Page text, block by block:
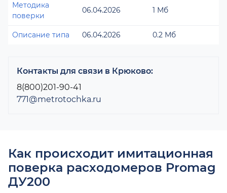
Методика
поверки
06.04.2026 1 Мб
Описание типа 06.04.2026 0.2 Мб
Контакты для связи в Крюково:
8(800)201-90-41
771@metrotochka.ru
Как происходит имитационная
поверка расходомеров Promag
ДУ200